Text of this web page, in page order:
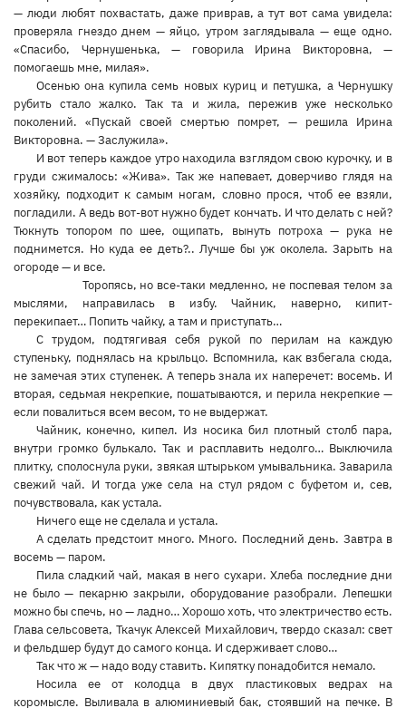
— люди любят похвастать, даже приврав, а тут вот сама увидела:
проверяла гнездо днем — яйцо, утром заглядывала — еще одно.
«Спасибо, Чернушенька, — говорила Ирина Викторовна, —
помогаешь мне, милая».
Осенью она купила семь новых куриц и петушка, а Чернушку
рубить стало жалко. Так та и жила, пережив уже несколько
поколений. «Пускай своей смертью помрет, — решила Ирина
Викторовна. — Заслужила».
И вот теперь каждое утро находила взглядом свою курочку, и в
груди сжималось: «Жива». Так же напевает, доверчиво глядя на
хозяйку, подходит к самым ногам, словно прося, чтоб ее взяли,
погладили. А ведь вот-вот нужно будет кончать. И что делать с ней?
Тюкнуть топором по шее, ощипать, вынуть потроха — рука не
поднимется. Но куда ее деть?.. Лучше бы уж околела. Зарыть на
огороде — и все.
Торопясь, но все-таки медленно, не поспевая телом за
мыслями, направилась в избу. Чайник, наверно, кипит-
перекипает… Попить чайку, а там и приступать…
С трудом, подтягивая себя рукой по перилам на каждую
ступеньку, поднялась на крыльцо. Вспомнила, как взбегала сюда,
не замечая этих ступенек. А теперь знала их наперечет: восемь. И
вторая, седьмая некрепкие, пошатываются, и перила некрепкие —
если повалиться всем весом, то не выдержат.
Чайник, конечно, кипел. Из носика бил плотный столб пара,
внутри громко булькало. Так и расплавить недолго… Выключила
плитку, сполоснула руки, звякая штырьком умывальника. Заварила
свежий чай. И тогда уже села на стул рядом с буфетом и, сев,
почувствовала, как устала.
Ничего еще не сделала и устала.
А сделать предстоит много. Много. Последний день. Завтра в
восемь — паром.
Пила сладкий чай, макая в него сухари. Хлеба последние дни
не было — пекарню закрыли, оборудование разобрали. Лепешки
можно бы спечь, но — ладно… Хорошо хоть, что электричество есть.
Глава сельсовета, Ткачук Алексей Михайлович, твердо сказал: свет
и фельдшер будут до самого конца. И сдерживает слово…
Так что ж — надо воду ставить. Кипятку понадобится немало.
Носила ее от колодца в двух пластиковых ведрах на
коромысле. Выливала в алюминиевый бак, стоявший на печке. В